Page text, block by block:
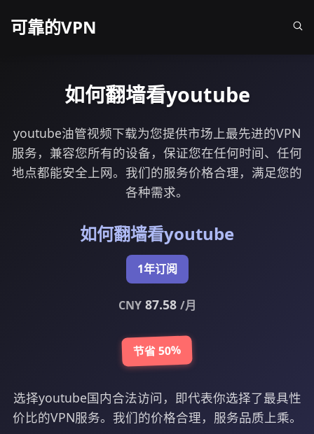
可靠的VPN
如何翻墙看youtube
youtube油管视频下载为您提供市场上最先进的VPN
服务，兼容您所有的设备，保证您在任何时间、任何
地点都能安全上网。我们的服务价格合理，满足您的
各种需求。
如何翻墙看youtube
1年订阅
CNY87.58 /月
节省 50%
选择youtube国内合法访问，即代表你选择了最具性
价比的VPN服务。我们的价格合理，服务品质上乘。